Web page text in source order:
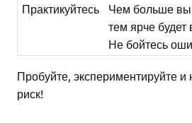
Практикуйтесь
Чем больше вы
тем ярче будет
Не бойтесь
Пробуйте, экспериментируйте и
риск!